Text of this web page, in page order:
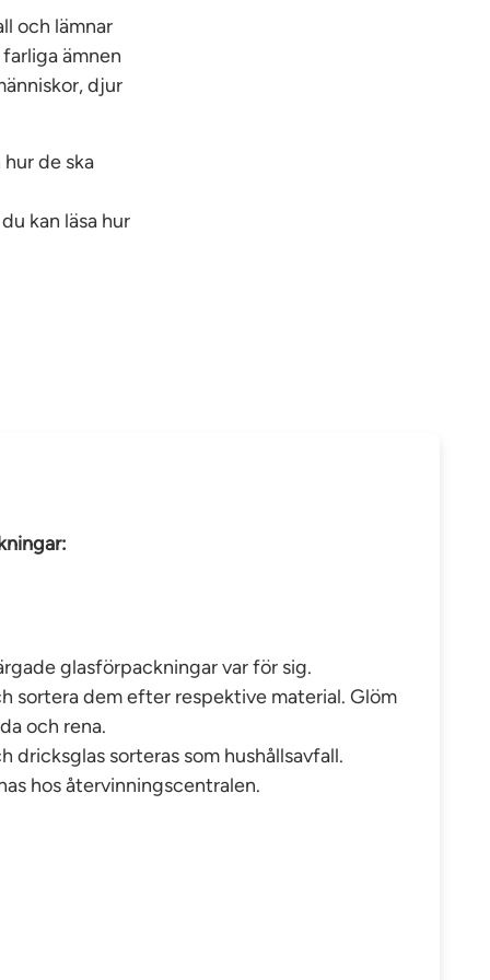
och lämnar
ämnen
djur
de ska
kan läsa hur
glasförpackningar var för sig.
sortera dem efter respektive material. Glöm
och rena.
dricksglas sorteras som hushållsavfall.
hos återvinningscentralen.